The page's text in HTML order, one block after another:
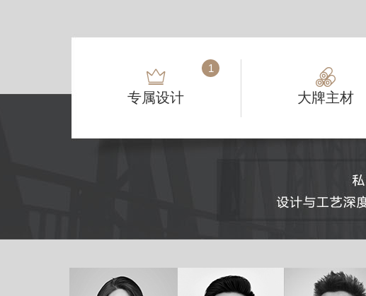
1
专属设计 大牌主材